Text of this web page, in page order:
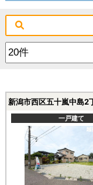
新潟市西区五十嵐中島2
一戸建て